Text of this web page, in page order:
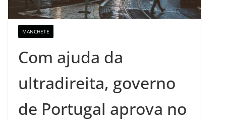
MANCHETE
Com ajuda da
ultradireita, governo
de Portugal aprova no